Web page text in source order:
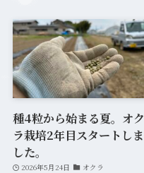
種4粒から始まる夏。オク
ラ栽培2年目スタートしま
した。
2026年5月24日 オクラ